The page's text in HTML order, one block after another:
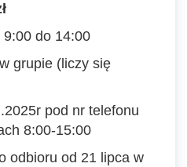
9:00 do 14:00
grupie (liczy się
pod nr telefonu
8:00-15:00
odbioru od 21 lipca w